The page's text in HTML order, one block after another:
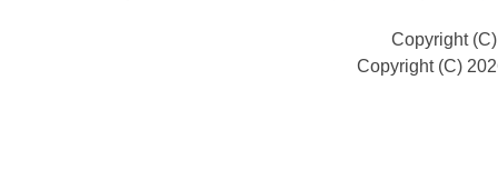
Copyright
Copyright (C)